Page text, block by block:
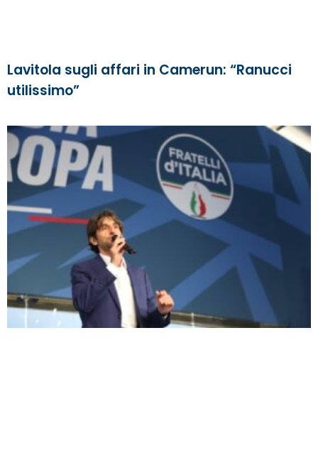
Lavitola sugli affari in Camerun: “Ranucci
utilissimo”